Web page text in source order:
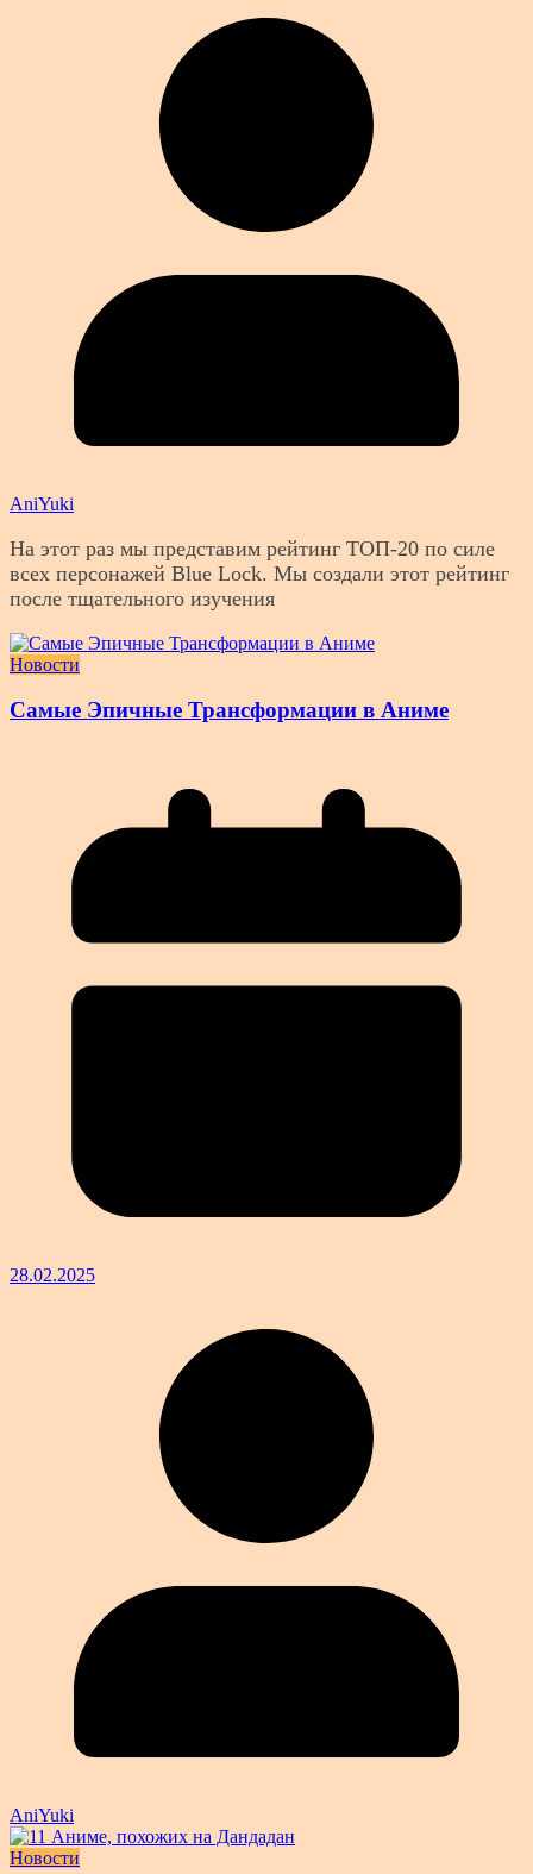
AniYuki
На этот раз мы представим рейтинг ТОП-20 по силе
всех персонажей Blue Lock. Мы создали этот рейтинг
после тщательного изучения
Новости
Самые Эпичные Трансформации в Аниме
28.02.2025
AniYuki
Новости